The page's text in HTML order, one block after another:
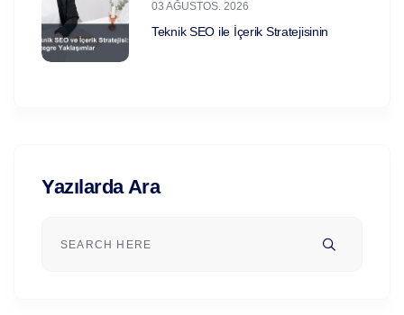
03 AĞUSTOS. 2026
Teknik SEO ile İçerik Stratejisinin
Yazılarda Ara